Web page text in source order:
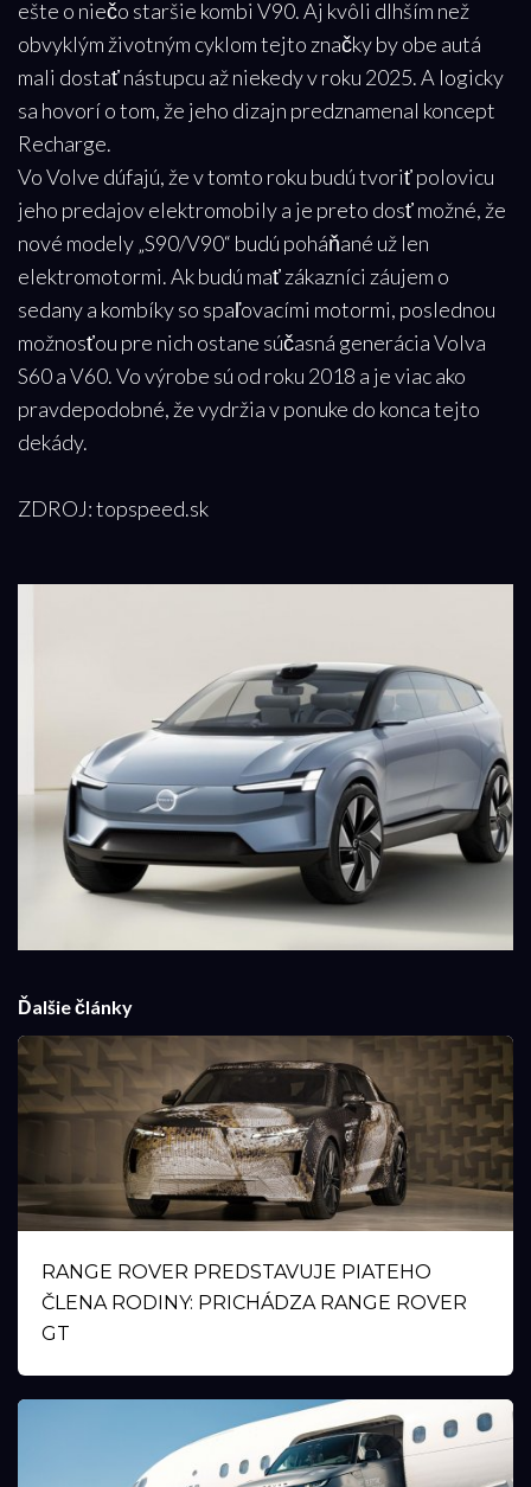
Ďalšie články
RANGE ROVER PREDSTAVUJE PIATEHO
ČLENA RODINY: PRICHÁDZA RANGE ROVER
GT
ešte o niečo staršie kombi V90. Aj kvôli dlhším než
obvyklým životným cyklom tejto značky by obe autá
mali dostať nástupcu až niekedy v roku 2025. A logicky
sa hovorí o tom, že jeho dizajn predznamenal koncept
Recharge.
Vo Volve dúfajú, že v tomto roku budú tvoriť polovicu
jeho predajov elektromobily a je preto dosť možné, že
nové modely „S90/V90“ budú poháňané už len
elektromotormi. Ak budú mať zákazníci záujem o
sedany a kombíky so spaľovacími motormi, poslednou
možnosťou pre nich ostane súčasná generácia Volva
S60 a V60. Vo výrobe sú od roku 2018 a je viac ako
pravdepodobné, že vydržia v ponuke do konca tejto
dekády.
ZDROJ: topspeed.sk